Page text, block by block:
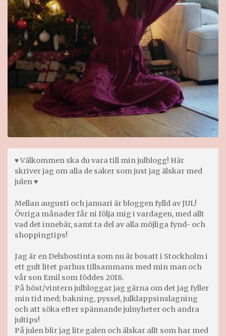
♥ Välkommen ska du vara till min julblogg! Här
skriver jag om alla de saker som just jag älskar med
julen ♥
Mellan augusti och januari är bloggen fylld av JUL!
Övriga månader får ni följa mig i vardagen, med allt
vad det innebär, samt ta del av alla möjliga fynd- och
shoppingtips!
Jag är en Delsbostinta som nu är bosatt i Stockholm i
ett gult litet parhus tillsammans med min man och
vår son Emil som föddes 2018.
På höst/vintern julbloggar jag gärna om det jag fyller
min tid med; bakning, pyssel, julklappsinslagning
och att söka efter spännande julnyheter och andra
jultips!
På julen blir jag lite galen och älskar allt som har med